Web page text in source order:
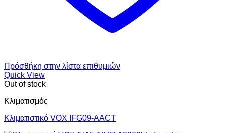
Πρόσθήκη στην λίστα επιθυμιών
Quick View
Out of stock
Κλιματισμός
Κλιματιστικό VOX IFG09-AACT